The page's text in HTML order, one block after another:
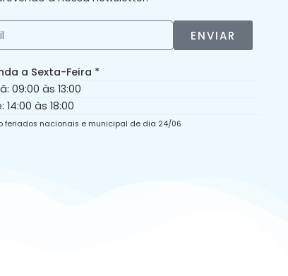
ENVIAR
a Sexta-Feira *
09:00 às 13:00
14:00 às 18:00
feriados nacionais e municipal de dia 24/06